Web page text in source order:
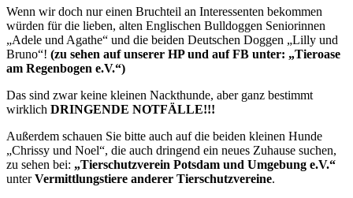
Wenn wir doch nur einen Bruchteil an Interessenten bekommen
würden für die lieben, alten Englischen Bulldoggen Seniorinnen
„Adele und Agathe“ und die beiden Deutschen Doggen „Lilly und
Bruno“! (zu sehen auf unserer HP und auf FB unter: „Tieroase
am Regenbogen e.V.“)
Das sind zwar keine kleinen Nackthunde, aber ganz bestimmt
wirklich DRINGENDE NOTFÄLLE!!!
Außerdem schauen Sie bitte auch auf die beiden kleinen Hunde
„Chrissy und Noel“, die auch dringend ein neues Zuhause suchen,
zu sehen bei: „Tierschutzverein Potsdam und Umgebung e.V.“
unterVermittlungstiere anderer Tierschutzvereine.